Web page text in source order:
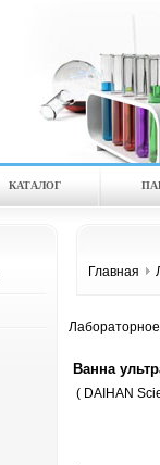
КАТАЛOГ
Главная
Ванна
( DAIHAN